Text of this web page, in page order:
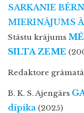
SARKANIE
MIERINĀJUMS
Stāstu krājums
SILTA ZEME
Redaktore
B. K. S. Ajengārs
dīpika (2025)